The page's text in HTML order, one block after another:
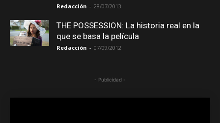
Redacción - 28/07/2013
THE POSSESSION: La historia real en la
que se basa la película
Redacción - 07/09/2012
- Publicidad -